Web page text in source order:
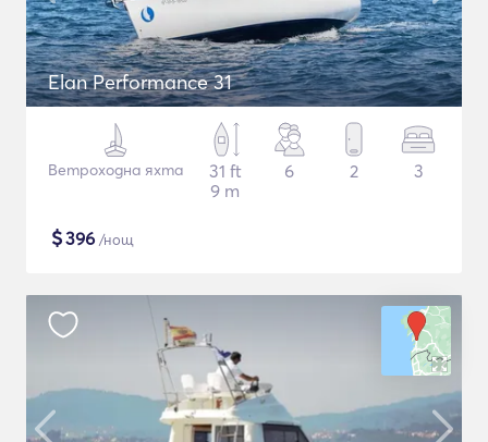
Elan Performance 31
Ветроходна яхта
31 ft
9 m
6 2 3
$396 /нощ